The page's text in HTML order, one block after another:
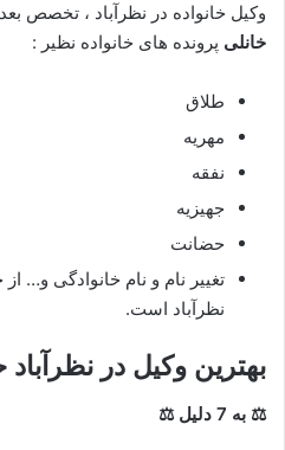
وکیل خانواده در نظرآباد ، تخصص
خانلی پرونده های خانواده نظیر :
طلاق
مهریه
نفقه
جهیزیه
حضانت
تغییر نام و نام خانوادگی و…
نظرآباد است.
بهترین وکیل در نظرآباد
⚖ به 7 دلیل ⚖